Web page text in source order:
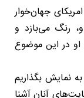
جهان‌خوار
رنگ می‌بازد و
در این موضوع
نمایش بگذاریم
آنان آشنا